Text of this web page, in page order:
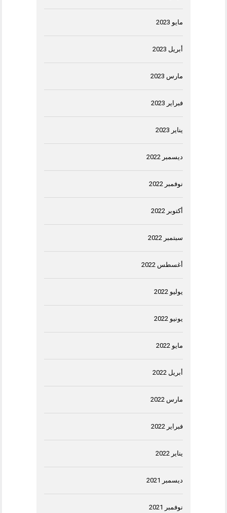
مايو 2023
أبريل 2023
مارس 2023
فبراير 2023
يناير 2023
ديسمبر 2022
نوفمبر 2022
أكتوبر 2022
سبتمبر 2022
أغسطس 2022
يوليو 2022
يونيو 2022
مايو 2022
أبريل 2022
مارس 2022
فبراير 2022
يناير 2022
ديسمبر 2021
نوفمبر 2021